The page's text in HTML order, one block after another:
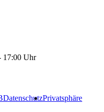
17:00 Uhr
DatenschutzPrivatsphäre